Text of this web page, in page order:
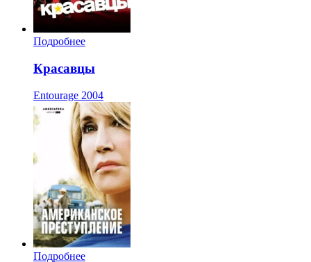
Подробнее
Красавцы
Entourage 2004
Подробнее